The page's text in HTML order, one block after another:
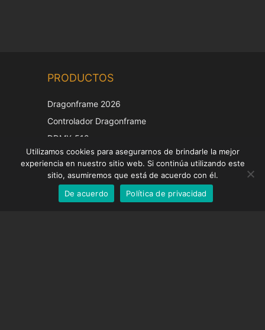
PRODUCTOS
Dragonframe 2026
Controlador Dragonframe
DDMX-512
DMC-32
Tapa de corrección EOS LV
Utilizamos cookies para asegurarnos de brindarle la mejor
experiencia en nuestro sitio web. Si continúa utilizando este
sitio, asumiremos que está de acuerdo con él.
De acuerdo
Política de privacidad
Spanish
English
German